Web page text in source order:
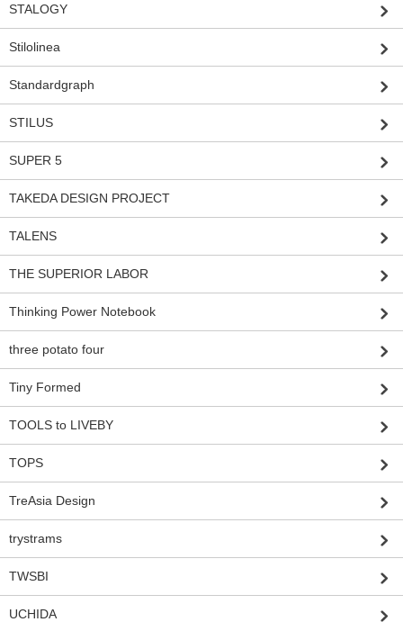
STALOGY
Stilolinea
Standardgraph
STILUS
SUPER 5
TAKEDA DESIGN PROJECT
TALENS
THE SUPERIOR LABOR
Thinking Power Notebook
three potato four
Tiny Formed
TOOLS to LIVEBY
TOPS
TreAsia Design
trystrams
TWSBI
UCHIDA